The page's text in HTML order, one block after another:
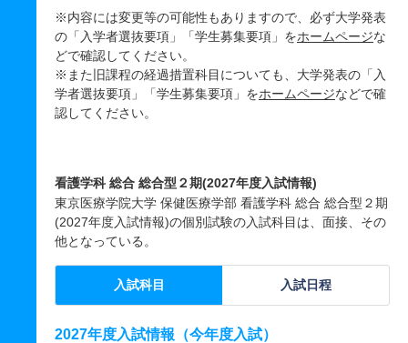
※内容には変更等の可能性もありますので、必ず大学発表
の「入学者選抜要項」「学生募集要項」をホームページな
どで確認してください。
※また旧課程の経過措置科目についても、大学発表の「入
学者選抜要項」「学生募集要項」をホームページなどで確
認してください。
看護学科 総合 総合型２期(2027年度入試情報)
東京医療学院大学 保健医療学部 看護学科 総合 総合型２期
(2027年度入試情報)の個別試験の入試科目は、面接、その
他となっている。
入試科目 入試日程
2027年度入試情報（今年度入試）